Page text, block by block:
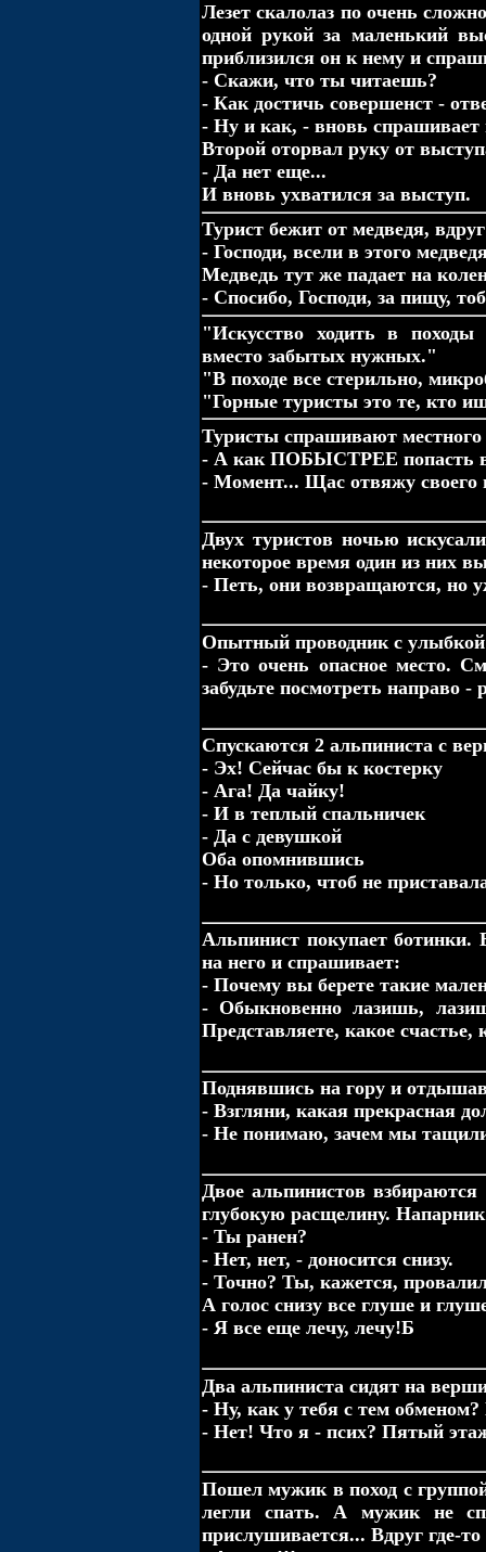
Лезет скалолаз по очень
одной рукой за маленький
приблизился он к нему и
- Скажи, что ты читаешь?
- Как достичь совершенст -
- Ну и как, - вновь спрашивает
Второй оторвал руку от
- Да нет еще...
И вновь ухватился за выступ.
Турист бежит от медведя,
- Господи, всели в этого
Медведь тут же падает на
- Спосибо, Господи, за пищу,
"Искусство ходить в походы
вместо забытых нужных."
"В походе все стерильно,
"Горные туристы это те, кто
Туристы спрашивают
- А как ПОБЫСТРЕЕ попасть
- Момент... Щас отвяжу своего
Двух туристов ночью
некоторое время один из них
- Петь, они возвращаются, но
Опытный проводник с улыбкой
- Это очень опасное место.
забудьте посмотреть направо
Спускаются 2 альпиниста с
- Эх! Сейчас бы к костерку
- Ага! Да чайку!
- И в теплый спальничек
- Да с девушкой
Оба опомнившись
- Hо только, чтоб не
Альпинист покупает ботинки.
на него и спрашивает:
- Почему вы берете такие
- Обыкновенно лазишь,
Представляете, какое счастье,
Поднявшись на гору и
- Взгляни, какая прекрасная
- Не понимаю, зачем мы
Двое альпинистов
глубокую расщелину.
- Ты ранен?
- Нет, нет, - доносится снизу.
- Точно? Ты, кажется,
А голос снизу все глуше и
- Я все еще лечу, лечу!Б
Два альпиниста сидят на
- Ну, как у тебя с тем
- Нет! Что я - псих? Пятый
Пошел мужик в поход с
легли спать. А мужик не
прислушивается... Вдруг где-